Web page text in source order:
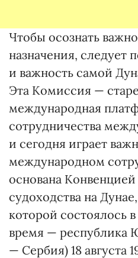
Чтобы осознать
назначения, следует
и важность самой
Эта Комиссия —
международная
сотрудничества
и сегодня играет
международном
основана
судоходства на
которой состоялось в
время — республика
— Сербия) 18 августа